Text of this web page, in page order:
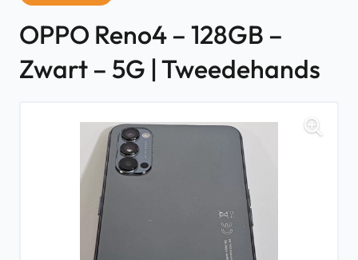
OPPO Reno4 – 128GB –
Zwart – 5G | Tweedehands